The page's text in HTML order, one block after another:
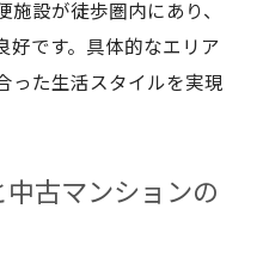
設が徒歩圏内にあり、
好です。具体的なエリア
った生活スタイルを実現
古マンションの